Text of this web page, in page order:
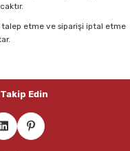
etme ve siparişi iptal etme
Edin